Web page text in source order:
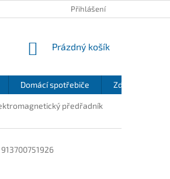
REKLAMAČNÍ ŘÁD
Přihlášení
NÁKUPNÍ
Prázdný košík
Domácí spotřebiče Zdraví a
předřadník